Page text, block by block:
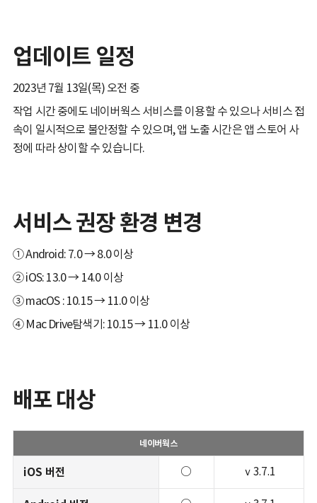
업데이트 일정
2023년 7월 13일(목) 오전 중
작업 시간 중에도 네이버웍스 서비스를 이용할 수 있으나 서비스 접
속이 일시적으로 불안정할 수 있으며, 앱 노출 시간은 앱 스토어 사
정에 따라 상이할 수 있습니다.
서비스 권장 환경 변경
① Android: 7.0 → 8.0 이상
② iOS: 13.0 → 14.0 이상
③ macOS : 10.15 → 11.0 이상
④ Mac Drive탐색기: 10.15 → 11.0 이상
배포 대상
네이버웍스
iOS 버전 ○ ｖ3.7.1